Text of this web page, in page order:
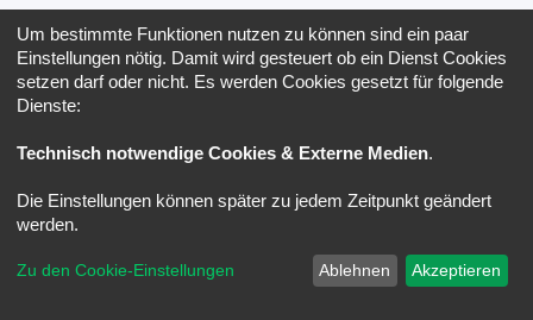
Um bestimmte Funktionen nutzen zu können sind ein paar
Einstellungen nötig. Damit wird gesteuert ob ein Dienst Cookies
setzen darf oder nicht. Es werden Cookies gesetzt für folgende
Dienste:
Technisch notwendige Cookies & Externe Medien.
Die Einstellungen können später zu jedem Zeitpunkt geändert
werden.
Zu den Cookie-Einstellungen Ablehnen Akzeptieren